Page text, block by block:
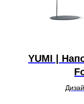
YUMI |